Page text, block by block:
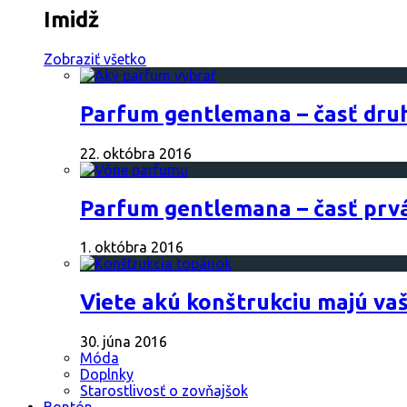
Imidž
Zobraziť všetko
Parfum gentlemana – časť
22. októbra 2016
Parfum gentlemana – časť
1. októbra 2016
Viete akú konštrukciu majú
30. júna 2016
Móda
Doplnky
Starostlivosť o zovňajšok